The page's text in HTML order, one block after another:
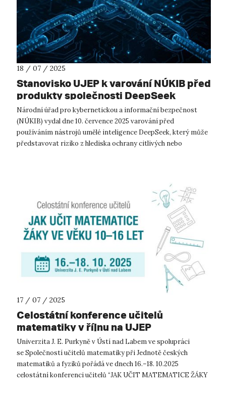
18 / 07 / 2025
Stanovisko UJEP k varování NÚKIB před
produkty společnosti DeepSeek
Národní úřad pro kybernetickou a informační bezpečnost
(NÚKIB) vydal dne 10. července 2025 varování před
používáním nástrojů umělé inteligence DeepSeek, který může
představovat riziko z hlediska ochrany citlivých nebo
17 / 07 / 2025
Celostátní konference učitelů
matematiky v říjnu na UJEP
Univerzita J. E. Purkyně v Ústí nad Labem ve spolupráci
se Společností učitelů matematiky při Jednotě českých
matematiků a fyziků pořádá ve dnech 16.–18. 10.2025
celostátní konferenci učitelů “JAK UČIT MATEMATICE ŽÁKY